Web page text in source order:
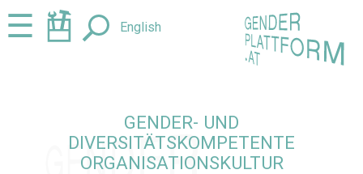
Zum
Seiteninhalt
Zur
Navigation
☰ English
GENDER- UND
DIVERSITÄTSKOMPETENTE
ORGANISATIONSKULTUR